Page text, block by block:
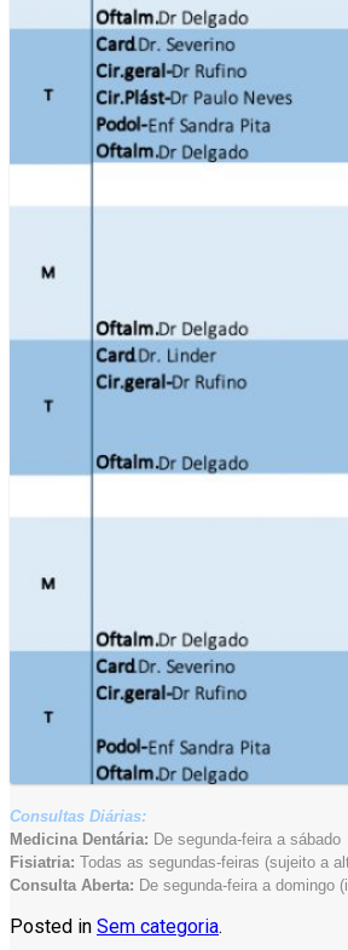
Consultas Diárias:
Medicina Dentária: De segunda-feira a sábado
Fisiatria: Todas as segundas-feiras (sujeito a
Consulta Aberta: De segunda-feira a domingo
Posted in Sem categoria.